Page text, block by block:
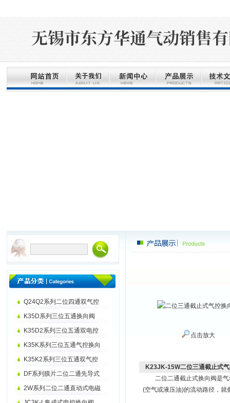
Q24Q2系列二位四通双气控
K35D系列三位五通换向阀
K35D2系列三位五通双电控
K35K系列三位五通气控换向
K35K2系列三位五通双气控
DF系列膜片二位二通先导式
2W系列二位二通直动式电磁
点击放大
K23JK-15W二位三通截止式
二位二通截止式换向阀是气
(空气或液压油)的流动路径，就